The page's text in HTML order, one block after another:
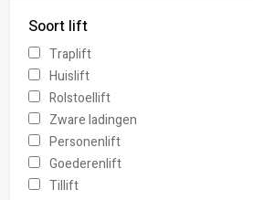
Soort lift
Traplift
Huislift
Rolstoellift
Zware ladingen
Personenlift
Goederenlift
Tillift